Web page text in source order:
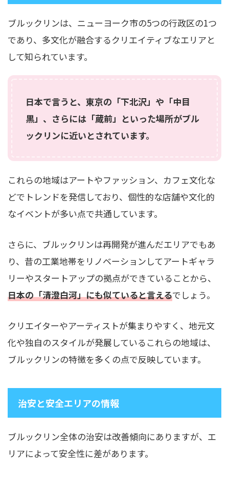
ブルックリンは、ニューヨーク市の5つの行政区の1つ
であり、多文化が融合するクリエイティブなエリアと
して知られています。
日本で言うと、東京の「下北沢」や「中目
黒」、さらには「蔵前」といった場所がブル
ックリンに近いとされています。
これらの地域はアートやファッション、カフェ文化な
どでトレンドを発信しており、個性的な店舗や文化的
なイベントが多い点で共通しています。
さらに、ブルックリンは再開発が進んだエリアでもあ
り、昔の工業地帯をリノベーションしてアートギャラ
リーやスタートアップの拠点ができていることから、
日本の「清澄白河」にも似ていると言えるでしょう。
クリエイターやアーティストが集まりやすく、地元文
化や独自のスタイルが発展しているこれらの地域は、
ブルックリンの特徴を多くの点で反映しています。
治安と安全エリアの情報
ブルックリン全体の治安は改善傾向にありますが、エ
リアによって安全性に差があります。